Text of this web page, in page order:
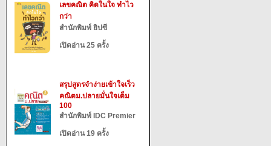
เลขคณิต คิดในใจ ทำไว
กว่า
สำนักพิมพ์ ยิปซี
เปิดอ่าน 25 ครั้ง
สรุปสูตรจำง่ายเข้าใจเร็ว
คณิตม.ปลายมั่นใจเต็ม
100
สำนักพิมพ์ IDC Premier
เปิดอ่าน 19 ครั้ง